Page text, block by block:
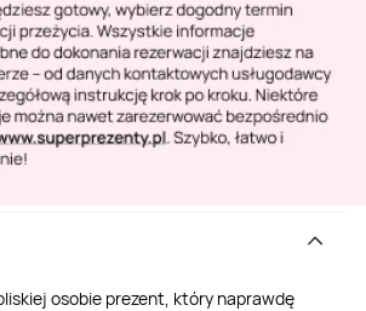
osobie prezent, który naprawdę